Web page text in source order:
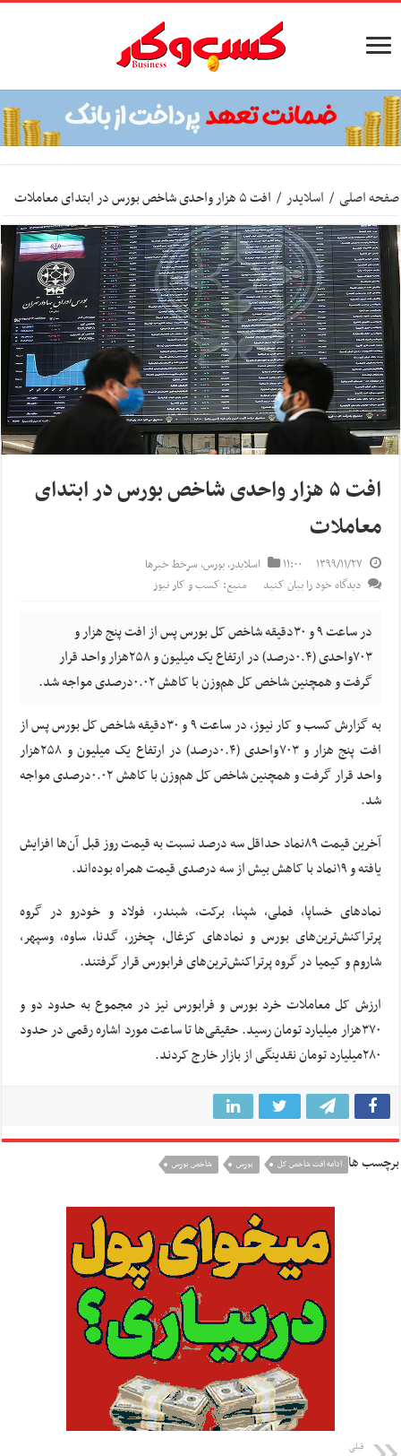
صفحه اصلی / اسلایدر / افت ۵ هزار واحدی شاخص بورس در ابتدای معاملات
افت ۵ هزار واحدی شاخص بورس در ابتدای
معاملات
۱۳۹۹/۱۱/۲۷ ۱۱:۰۰ اسلایدر,بورس,سرخط خبرها
دیدگاه خود را بیان کنید
منبع: کسب و کار نیوز
در ساعت ۹ و ۳۰دقیقه شاخص کل بورس پس از افت پنج هزار و
۷۰۳واحدی (۰.۴درصد) در ارتفاع یک میلیون و ۲۵۸هزار واحد قرار
گرفت و همچنین شاخص کل هم‌وزن با کاهش ۰.۰۲درصدی مواجه شد.
به گزارش کسب و کار نیوز، در ساعت ۹ و ۳۰دقیقه شاخص کل بورس پس از
افت پنج هزار و ۷۰۳واحدی (۰.۴درصد) در ارتفاع یک میلیون و ۲۵۸هزار
واحد قرار گرفت و همچنین شاخص کل هم‌وزن با کاهش ۰.۰۲درصدی مواجه
شد.
آخرین قیمت ۸۹نماد حداقل سه درصد نسبت به قیمت روز قبل آن‌ها افزایش
یافته و ۱۹نماد با کاهش بیش از سه درصدی قیمت همراه بوده‌اند.
نمادهای خساپا، فملی، شپنا، برکت، شبندر، فولاد و خودرو در گروه
پرتراکنش‌ترین‌های بورس و نمادهای کزغال، چخزر، گدنا، ساوه، وسپهر،
شاروم و کیمیا در گروه پرتراکنش‌ترین‌های فرابورس قرار گرفتند.
ارزش کل معاملات خرد بورس و فرابورس نیز در مجموع به حدود دو و
۳۷۰هزار میلیارد تومان رسید. حقیقی‌ها تا ساعت مورد اشاره رقمی در حدود
۲۸۰میلیارد تومان نقدینگی از بازار خارج کردند.
برچسب ها ادامه افت شاخص کل بورس شاخص بورس
قبلی